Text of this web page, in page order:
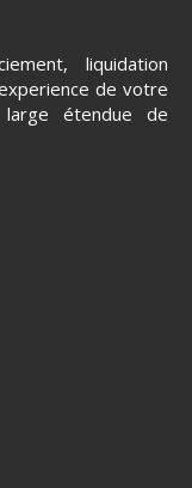
liquidation
de votre
étendue de